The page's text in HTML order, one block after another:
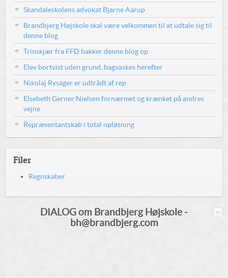
Skandaleskolens advokat Bjarne Aarup
Brandbjerg Højskole skal være velkommen til at udtale sig til
denne blog
Trinskjær fra FFD bakker denne blog op
Elev bortvist uden grund, bagvaskes herefter
Nikolaj Rysager er udtrådt af rep
Elsebeth Gerner Nielsen fornærmet og krænket på andres
vejne
Repræsentantskab i total opløsning
Filer
Regnskaber
DIALOG om Brandbjerg Højskole -
bh@brandbjerg.com